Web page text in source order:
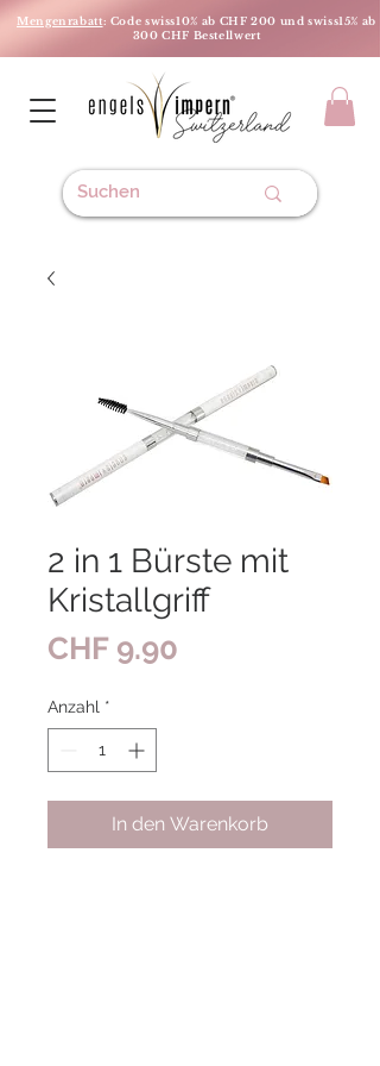
Mengenrabatt: Code swiss10% ab CHF 200 und swiss15% ab
300 CHF Bestellwert
2 in 1 Bürste mit
Kristallgriff
CHF 9.90
Anzahl *
In den Warenkorb